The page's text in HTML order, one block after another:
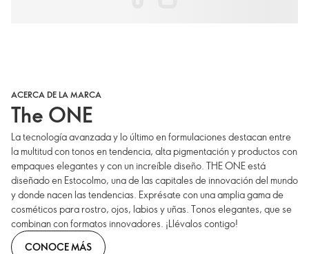
ACERCA DE LA MARCA
The ONE
La tecnología avanzada y lo último en formulaciones destacan entre
la multitud con tonos en tendencia, alta pigmentación y productos con
empaques elegantes y con un increíble diseño. THE ONE está
diseñado en Estocolmo, una de las capitales de innovación del mundo
y donde nacen las tendencias. Exprésate con una amplia gama de
cosméticos para rostro, ojos, labios y uñas. Tonos elegantes, que se
combinan con formatos innovadores. ¡Llévalos contigo!
CONOCE MÁS